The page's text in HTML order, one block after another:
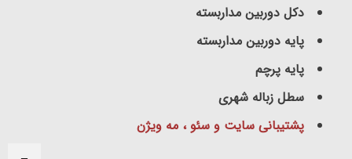
دکل دوربین مداربسته
پایه دوربین مداربسته
پایه پرچم
سطل زباله شهری
پشتیبانی سایت و سئو ، مه ویژن